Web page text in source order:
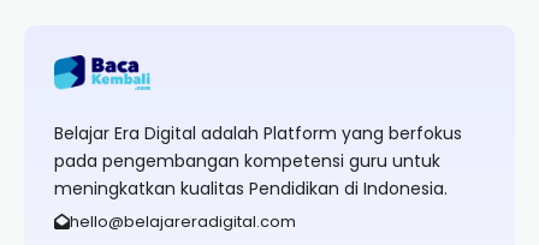
Belajar Era Digital adalah Platform yang berfokus
pada pengembangan kompetensi guru untuk
meningkatkan kualitas Pendidikan di Indonesia.
hello@belajareradigital.com